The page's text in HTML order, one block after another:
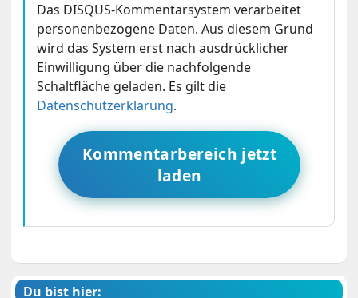
Das DISQUS-Kommentarsystem verarbeitet
personenbezogene Daten. Aus diesem Grund
wird das System erst nach ausdrücklicher
Einwilligung über die nachfolgende
Schaltfläche geladen. Es gilt die
Datenschutzerklärung.
Kommentarbereich jetzt
laden
Du bist hier: